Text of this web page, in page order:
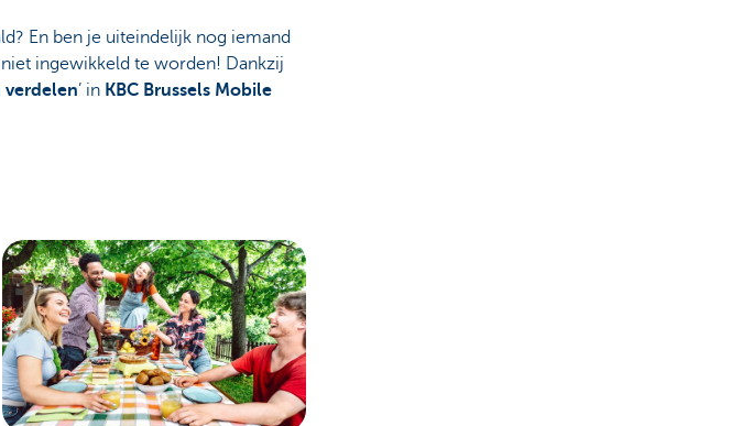
En ben je uiteindelijk nog iemand
ingewikkeld te worden! Dankzij
verdelen’ in KBC Brussels Mobile